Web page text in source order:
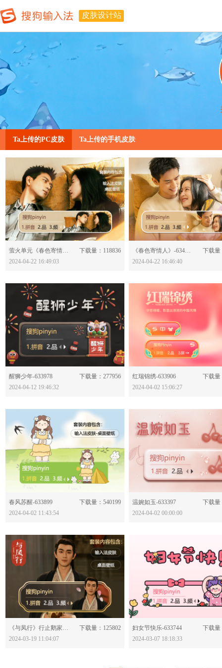
皮肤设计站
Ta上传的PC皮肤 Ta上传的手机皮肤
分享：
萤火单元《春色寄情人》-634062
下载量：118836
2024-04-22 16:49:03
分享：
《春色寄情人》-634061
下载量
2024-04-22 16:46:40
分享：
醒狮少年-633978
下载量：277956
2024-04-12 19:46:32
分享：
红瑞锦绣-633906
下载量
2024-04-02 15:06:27
分享：
春风苏醒-633899
下载量：540199
2024-04-02 11:43:54
分享：
温婉如玉-633397
下载量
2024-04-02 00:00:00
分享：
《与凤行》行止鹅家皮肤-633829
下载量：125802
2024-03-19 11:04:07
分享：
妇女节快乐-633744
下载量
2024-03-07 18:18:33